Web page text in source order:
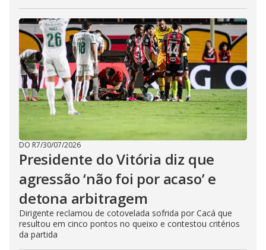
DO R7/30/07/2026
Presidente do Vitória diz que
agressão ‘não foi por acaso’ e
detona arbitragem
Dirigente reclamou de cotovelada sofrida por Cacá que
resultou em cinco pontos no queixo e contestou critérios
da partida